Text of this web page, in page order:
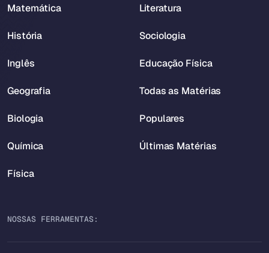
Matemática
História
Inglês
Geografia
Biologia
Química
Física
Literatura
Sociologia
Educação Física
Todas as Matérias
Populares
Últimas Matérias
NOSSAS FERRAMENTAS: